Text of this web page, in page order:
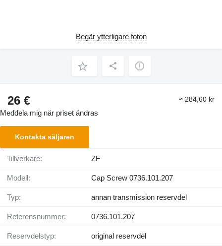
Begär ytterligare foton
26 € ≈ 284,60 kr
Meddela mig när priset ändras
Kontakta säljaren
Tillverkare: ZF
Modell: Cap Screw 0736.101.207
Typ: annan transmission reservdel
Referensnummer: 0736.101.207
Reservdelstyp: original reservdel